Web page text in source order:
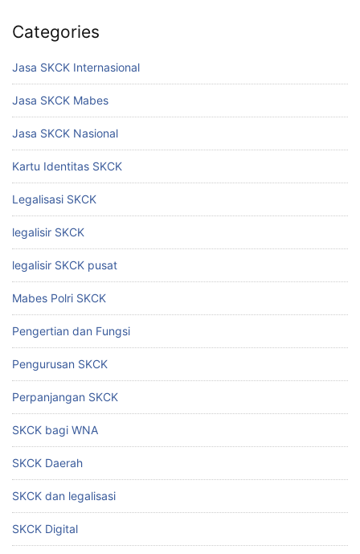
Categories
Jasa SKCK Internasional
Jasa SKCK Mabes
Jasa SKCK Nasional
Kartu Identitas SKCK
Legalisasi SKCK
legalisir SKCK
legalisir SKCK pusat
Mabes Polri SKCK
Pengertian dan Fungsi
Pengurusan SKCK
Perpanjangan SKCK
SKCK bagi WNA
SKCK Daerah
SKCK dan legalisasi
SKCK Digital